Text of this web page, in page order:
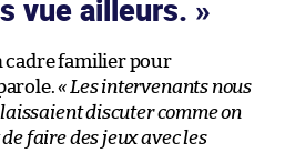
vue ailleurs.
cadre familier pour
« Les intervenants nous
laissaient discuter comme on
faire des jeux avec les